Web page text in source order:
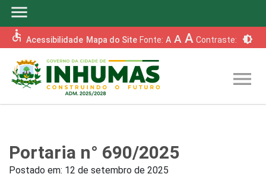
menu
accessible Acessibilidade Mapa do Site Fonte: A A A Contraste: brightness_6
menu
Portaria n° 690/2025
Postado em: 12 de setembro de 2025